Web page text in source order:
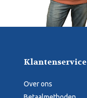
Klantenservice
Over ons